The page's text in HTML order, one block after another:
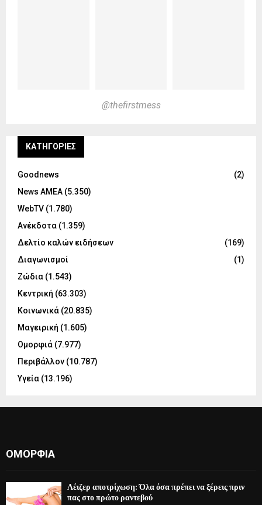
@thefirstmess
KΑΤΗΓΟΡΊΕΣ
Goodnews
(2)
News ΑΜΕΑ (5.350)
WebTV (1.780)
Ανέκδοτα (1.359)
Δελτίο καλών ειδήσεων
(169)
Διαγωνισμοί
(1)
Ζώδια (1.543)
Κεντρική (63.303)
Κοινωνικά (20.835)
Μαγειρική (1.605)
Ομορφιά (7.977)
Περιβάλλον (10.787)
Υγεία (13.196)
ΟΜΟΡΦΙΆ
Λέιζερ αποτρίχωση: Όλα όσα πρέπει να ξέρεις πριν
πας στο πρώτο ραντεβού